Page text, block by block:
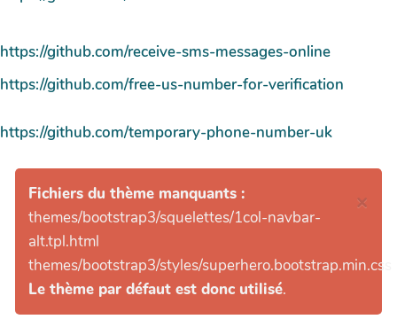
https://github.com/receive-sms-messages-online
https://github.com/free-us-number-for-verification
https://github.com/temporary-phone-number-uk
×
Fichiers du thème manquants :
themes/bootstrap3/squelettes/1col-navbar-
alt.tpl.html
themes/bootstrap3/styles/superhero.bootstrap.min.css
Le thème par défaut est donc utilisé.